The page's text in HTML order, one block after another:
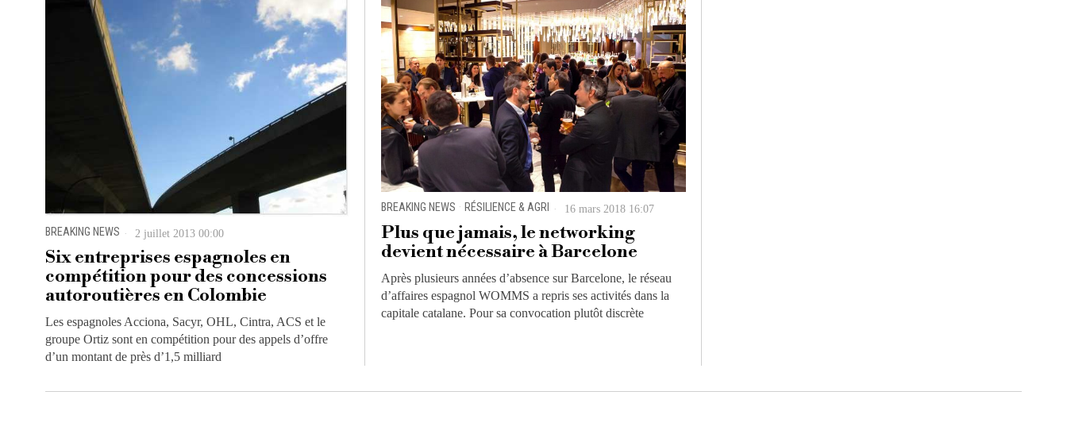
BREAKING NEWS 2 juillet 2013 00:00
Six entreprises espagnoles en
compétition pour des concessions
autoroutières en Colombie
Les espagnoles Acciona, Sacyr, OHL, Cintra, ACS et le
groupe Ortiz sont en compétition pour des appels d’offre
d’un montant de près d’1,5 milliard
BREAKING NEWS · RÉSILIENCE & AGRI 16 mars 2018 16:07
Plus que jamais, le networking
devient nécessaire à Barcelone
Après plusieurs années d’absence sur Barcelone, le réseau
d’affaires espagnol WOMMS a repris ses activités dans la
capitale catalane. Pour sa convocation plutôt discrète